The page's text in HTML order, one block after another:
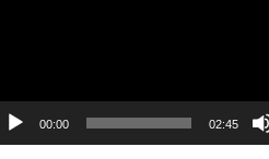
00:00 02:45